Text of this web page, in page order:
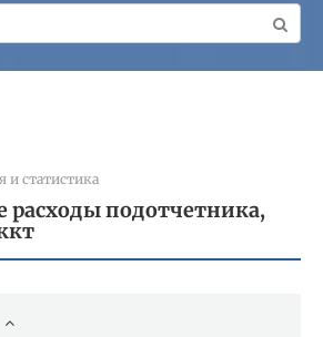
статистика
расходы подотчетника,